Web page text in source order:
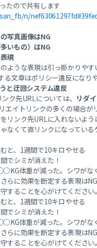
たので共有します
n/
写真画像はNG
いもの）はNG
現
うな表現は引っ掛かりや
る文章はポリシー違反になり
と迂回システム違反
ク先URLについては、 リダ
リエイトリンクの多くの場合
リンク先URLに入れないよ
なくて直リンクになっている
と、1週間で10キロやせる
でシミが消えた！
体重が減った。シワがな
らに効果を断定する表現はNG
することを心がけてくださ
と、1週間で10キロやせる
でシミが消えた！
体重が減った。シワがな
らに効果を断定する表現はNG
することを心がけてください